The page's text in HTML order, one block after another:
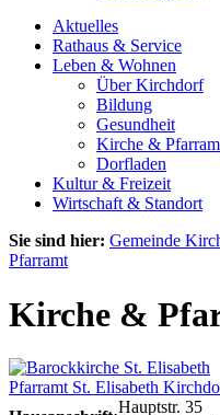
Aktuelles
Rathaus & Service
Leben & Wohnen
Über Kirchdorf
Bildung
Gesundheit
Kirche &
Dorfladen
Kultur & Freizeit
Wirtschaft & Standort
Sie sind hier: Gemeinde
Pfarramt
Kirche &
Pfarramt St. Elisabeth
Hauptstr. 35